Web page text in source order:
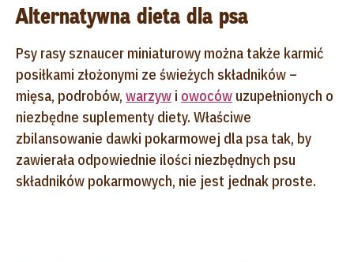
Alternatywna dieta dla psa
Psy rasy sznaucer miniaturowy można także karmić
posiłkami złożonymi ze świeżych składników –
mięsa, podrobów, warzyw i owoców uzupełnionych o
niezbędne suplementy diety. Właściwe
zbilansowanie dawki pokarmowej dla psa tak, by
zawierała odpowiednie ilości niezbędnych psu
składników pokarmowych, nie jest jednak proste.